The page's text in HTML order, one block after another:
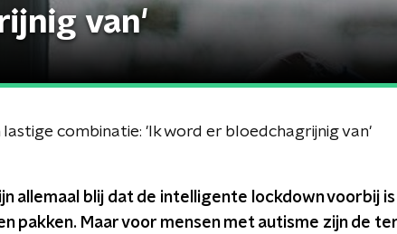
van'
lastige combinatie: 'Ik word er bloedchagrijnig van'
allemaal blij dat de intelligente lockdown voorbij
pakken. Maar voor mensen met autisme zijn de